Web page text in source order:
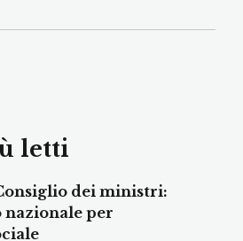
letti
dei ministri:
nazionale per